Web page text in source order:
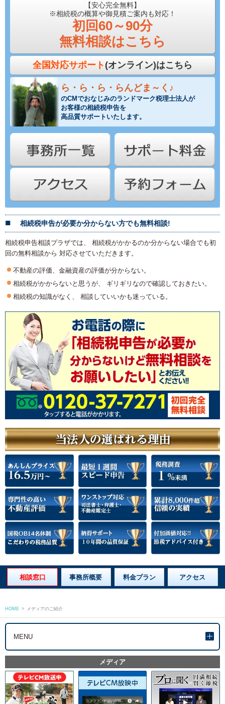
【安心完全無料】
※相続税の概算や御見積ご案内も対応！
初回60～90分
無料相談はこちら
全国対応サポート(オンライン)はこちら
ら・ら・ら・らんどま～く♪
のCMでおなじみのランドマーク税理士法人が
お客様の相続税申告を
高品質サポートいたします。
相続税申告が必要か分からない方でも無料相談!
相続税申告相談プラザでは、 相続税がかかるのか分からない場合でも初
回の無料相談から 対応させていただきます。
不動産の評価、金融資産の評価が分からない。
相続税がかからないと思うが、 ギリギリなので確認しておきたい。
相続税の知識がなく、 相談していいかも迷っている。
相談窓口 事務所概要 料金プラン アクセス
HOME > メディアのご紹介
MENU
メディア